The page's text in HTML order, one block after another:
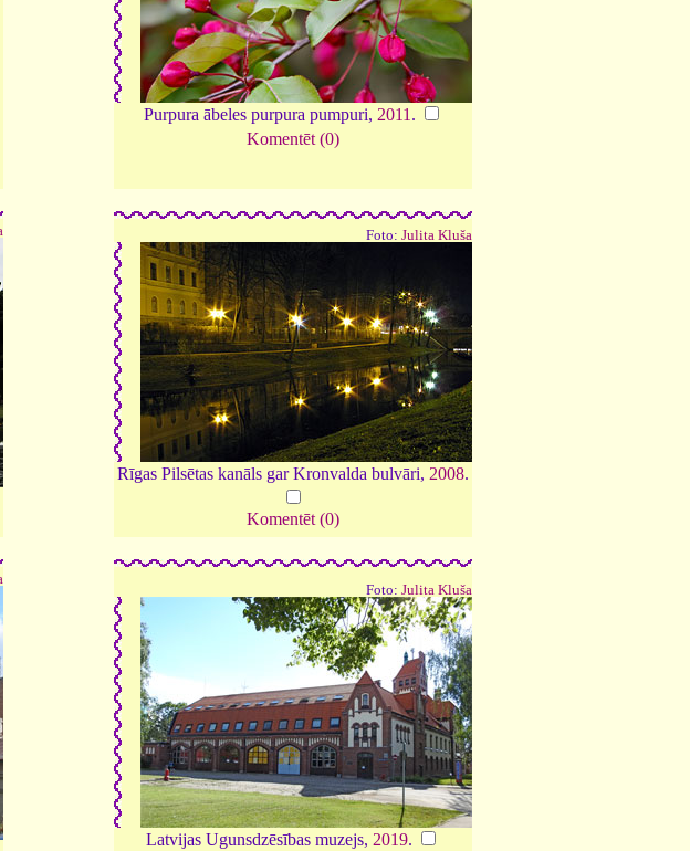
Purpura ābeles purpura pumpuri, 2011 .
Komentēt (0)
Foto: Julita Kluša
Rīgas Pilsētas kanāls gar Kronvalda bulvāri, 2008.
Komentēt (0)
Foto: Julita Kluša
Latvijas Ugunsdzēsības muzejs, 2019.